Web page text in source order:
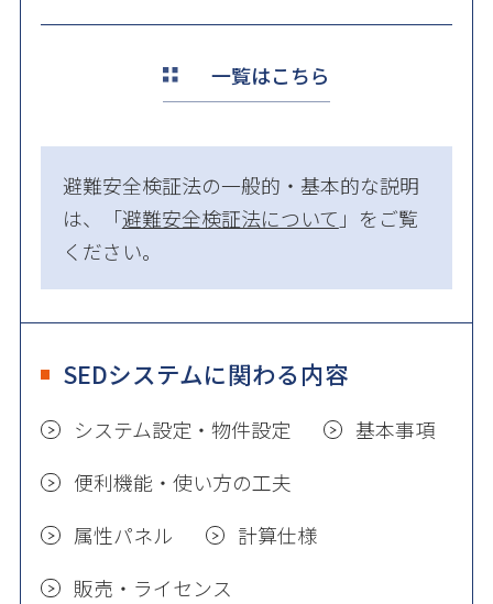
一覧はこちら
避難安全検証法の一般的・基本的な説明
は、「避難安全検証法について 」をご覧
ください。
SEDシステムに関わる内容
システム設定・物件設定
基本事項
便利機能・使い方の工夫
属性パネル
計算仕様
販売・ライセンス